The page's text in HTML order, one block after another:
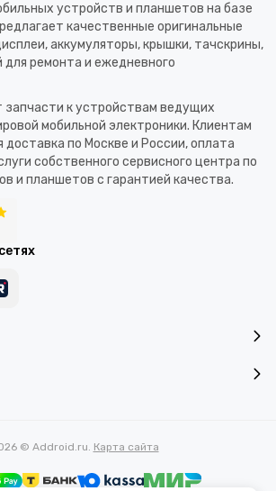
устройств и планшетов на базе
качественные оригинальные
аккумуляторы, крышки, тачскрины,
для ремонта и ежедневного
запчасти к устройствам ведущих
мобильной электроники. Клиентам
по Москве и России, оплата
собственного сервисного центра по
и планшетов с гарантией качества.
© Addroid.ru. Карта сайта